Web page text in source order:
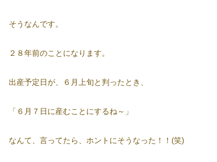
そうなんです。
２８年前のことになります。
出産予定日が、６月上旬と判ったとき、
「６月７日に産むことにするね～」
なんて、言ってたら、ホントにそうなった！！(笑)